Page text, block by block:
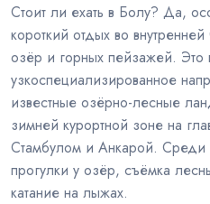
Стоит ли ехать в Болу? Да,
короткий отдых во
озёр и горных пейзажей. Это
узкоспециализированное
известные озёрно-лесные
зимней курортной зоне на
Стамбулом и Анкарой. Среди
прогулки у озёр, съёмка
катание на лыжах.